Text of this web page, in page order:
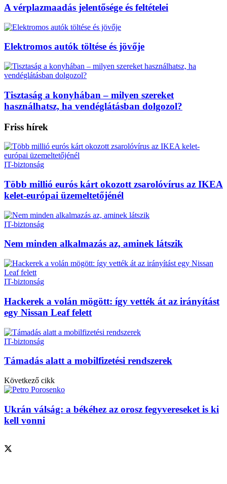
A vérplazmaadás jelentősége és feltételei
Elektromos autók töltése és jövője
Tisztaság a konyhában – milyen szereket
használhatsz, ha vendéglátásban dolgozol?
Friss hírek
IT-biztonság
Több millió eurós kárt okozott zsarolóvírus az IKEA
kelet-európai üzemeltetőjénél
IT-biztonság
Nem minden alkalmazás az, aminek látszik
IT-biztonság
Hackerek a volán mögött: így vették át az irányítást
egy Nissan Leaf felett
IT-biztonság
Támadás alatt a mobilfizetési rendszerek
Következő cikk
Ukrán válság: a békéhez az orosz fegyvereseket is ki
kell vonni